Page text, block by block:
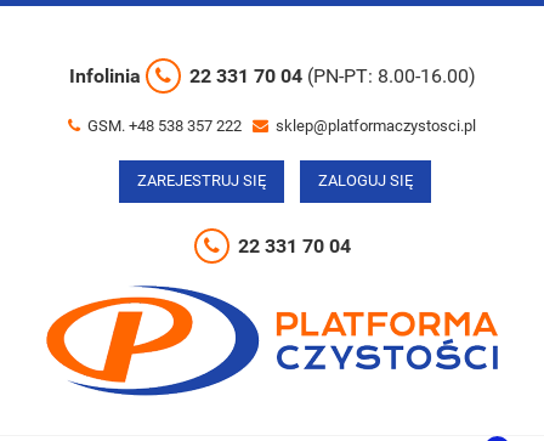
Infolinia 22 331 70 04 (PN-PT: 8.00-16.00)
GSM. +48 538 357 222 sklep@platformaczystosci.pl
ZAREJESTRUJ SIĘ ZALOGUJ SIĘ
22 331 70 04